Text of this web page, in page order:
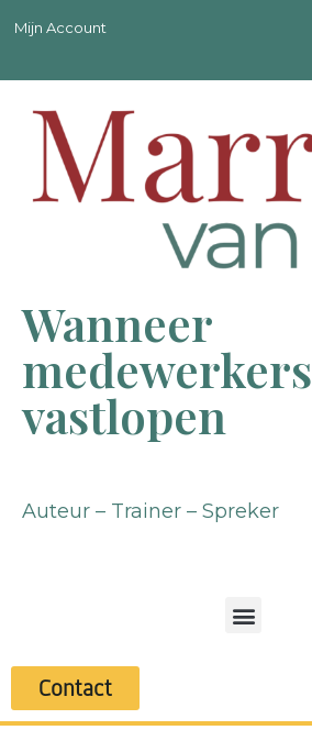
Mijn Account
Wanneer
medewerkers
vastlopen
Auteur – Trainer – Spreker
Contact